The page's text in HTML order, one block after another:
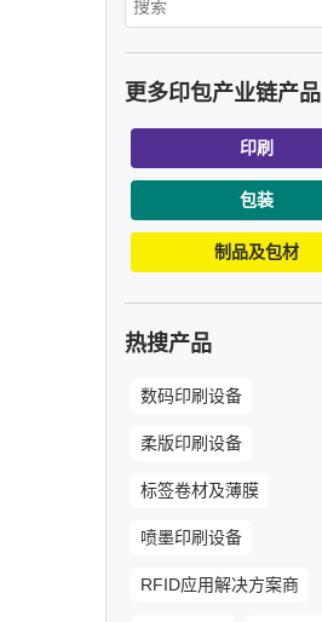
更多印包产业链产品
印刷
包装
制品及包材
热搜产品
数码印刷设备
柔版印刷设备
标签卷材及薄膜
喷墨印刷设备
RFID应用解决方案商